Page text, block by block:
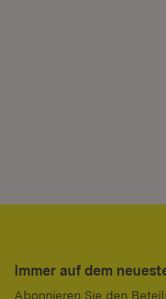
Immer auf dem
Abonnieren Sie den